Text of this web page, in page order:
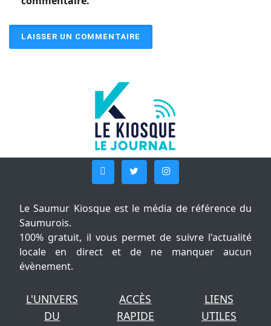
Le Saumur Kiosque est le média de référence du
Saumurois.
100% gratuit, il vous permet de suivre l'actualité
locale en direct et de ne manquer aucun
évènement.
L'UNIVERS
DU
ACCÈS
RAPIDE
LIENS
UTILES